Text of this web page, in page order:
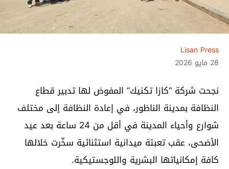
Lisan Press
28 مايو 2026
نجحت شركة “كازا تكنيك” المفوض لها تدبير قطاع
النظافة بمدينة الناظور، في إعادة النظافة إلى مختلف
شوارع وأحياء المدينة في أقل من 24 ساعة بعد عيد
الأضحى، عقب تعبئة ميدانية استثنائية سخّرت خلالها
كافة إمكانياتها البشرية واللوجستيكية.